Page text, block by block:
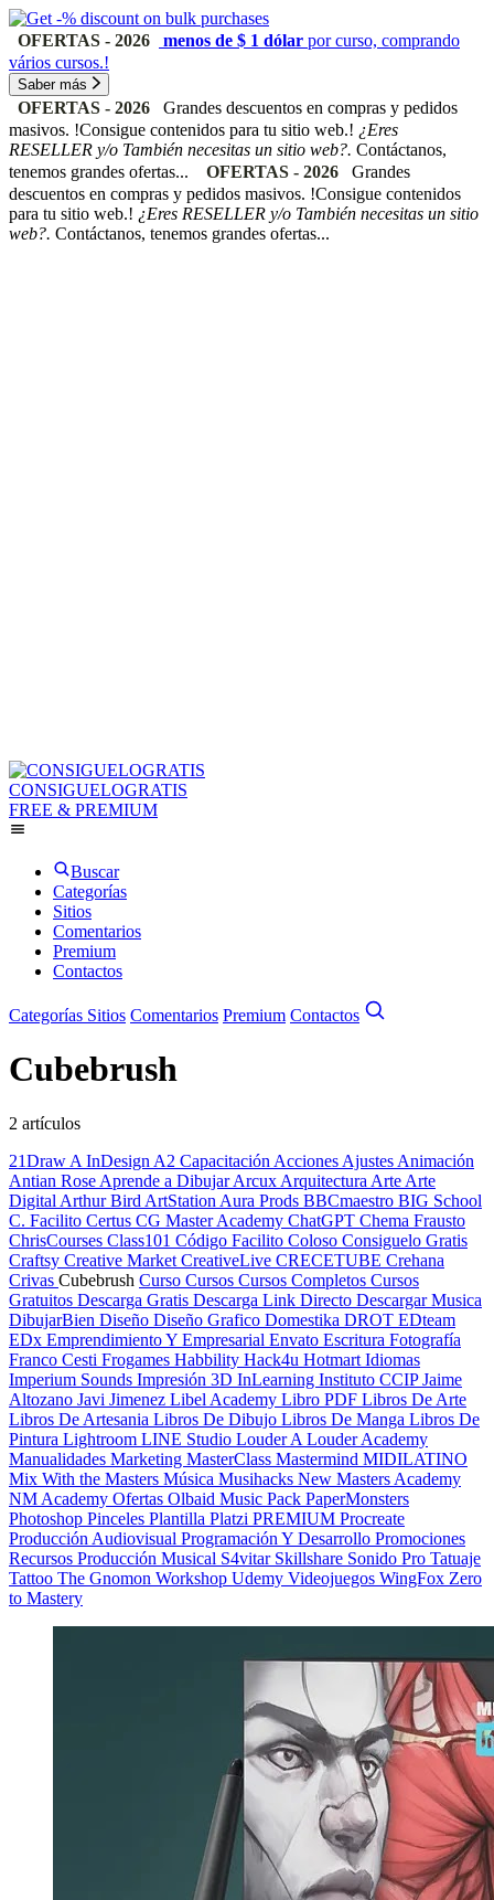
OFERTAS - 2026 menos de $ 1 dólar por curso, comprando
vários cursos.!
Saber más
OFERTAS - 2026
Grandes descuentos en compras y pedidos
masivos. !Consigue contenidos para tu sitio web.! ¿Eres
RESELLER y/o También necesitas un sitio web?. Contáctanos,
tenemos grandes ofertas...
OFERTAS - 2026
Grandes
descuentos en compras y pedidos masivos. !Consigue contenidos
para tu sitio web.! ¿Eres RESELLER y/o También necesitas un sitio
web?. Contáctanos, tenemos grandes ofertas...
CONSIGUELOGRATIS
FREE & PREMIUM
Buscar
Categorías
Sitios
Comentarios
Premium
Contactos
Categorías Sitios Comentarios Premium Contactos
Cubebrush
2 artículos
21Draw A InDesign A2 Capacitación Acciones Ajustes Animación
Antian Rose Aprende a DibujarArcux Arquitectura Arte Arte
Digital Arthur Bird ArtStation Aura Prods BBCmaestro BIG School
C. Facilito Certus CG Master Academy ChatGPT Chema Frausto
ChrisCourses Class101 Código Facilito Coloso Consiguelo Gratis
Craftsy Creative Market CreativeLive CRECETUBE Crehana
Crivas Cubebrush Curso Cursos Cursos Completos Cursos
Gratuitos Descarga Gratis Descarga Link Directo Descargar Musica
DibujarBien Diseño Diseño Grafico Domestika DROT EDteam
EDx Emprendimiento Y Empresarial Envato Escritura Fotografía
Franco Cesti Frogames Habbility Hack4u Hotmart Idiomas
Imperium Sounds Impresión 3D InLearning Instituto CCIPJaime
Altozano Javi Jimenez Libel Academy Libro PDF Libros De Arte
Libros De Artesania Libros De Dibujo Libros De Manga Libros De
Pintura Lightroom LINE Studio Louder A Louder Academy
Manualidades Marketing MasterClass Mastermind MIDILATINO
Mix With the Masters Música Musihacks New Masters Academy
NM Academy Ofertas Olbaid Music Pack PaperMonsters
Photoshop Pinceles Plantilla Platzi PREMIUM Procreate
Producción Audiovisual Programación Y Desarrollo Promociones
Recursos Producción Musical S4vitar Skillshare Sonido Pro Tatuaje
Tattoo The Gnomon Workshop Udemy Videojuegos WingFox Zero
to Mastery